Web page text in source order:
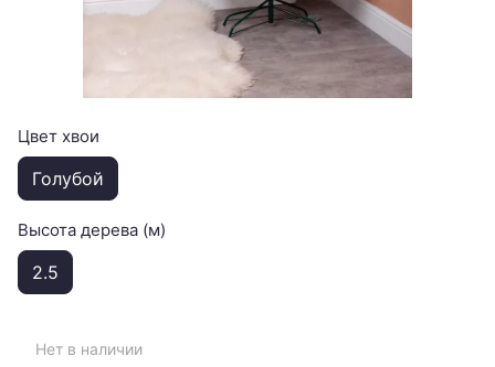
Цвет хвои
Голубой
Высота дерева (м)
2.5
Нет в наличии